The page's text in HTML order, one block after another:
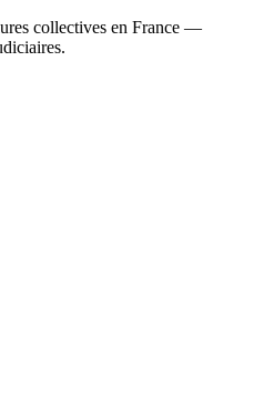
collectives en France —